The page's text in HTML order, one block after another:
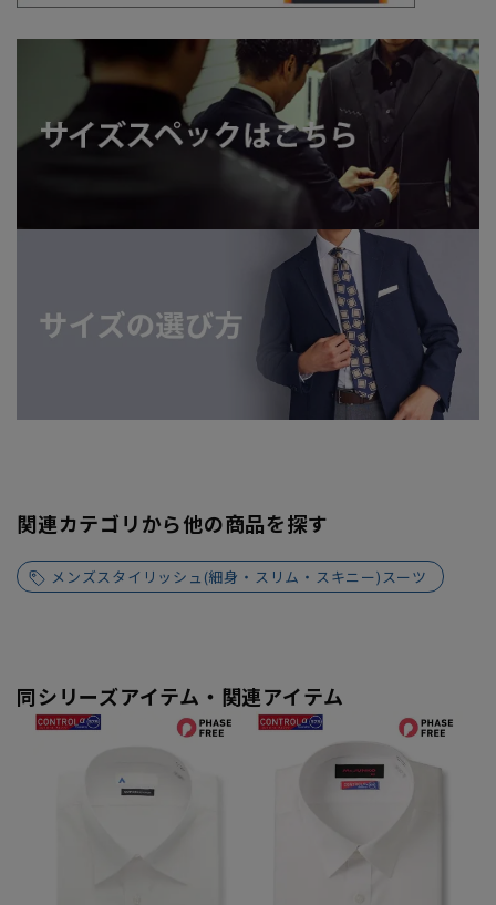
関連カテゴリから他の商品を探す
メンズスタイリッシュ(細身・スリム・スキニー)スーツ
同シリーズアイテム・関連アイテム